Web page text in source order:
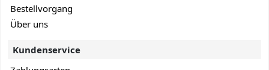
Bestellvorgang
Über uns
Kundenservice